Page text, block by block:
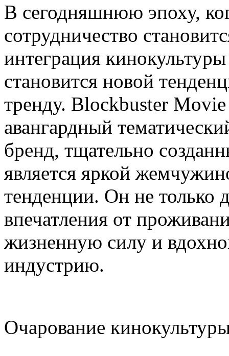
В сегодняшнюю эпоху,
сотрудничество
интеграция
становится новой
тренду. Blockbuster
авангардный
бренд, тщательно
является яркой
тенденции. Он не только
впечатления от
жизненную силу и
индустрию.
Очарование